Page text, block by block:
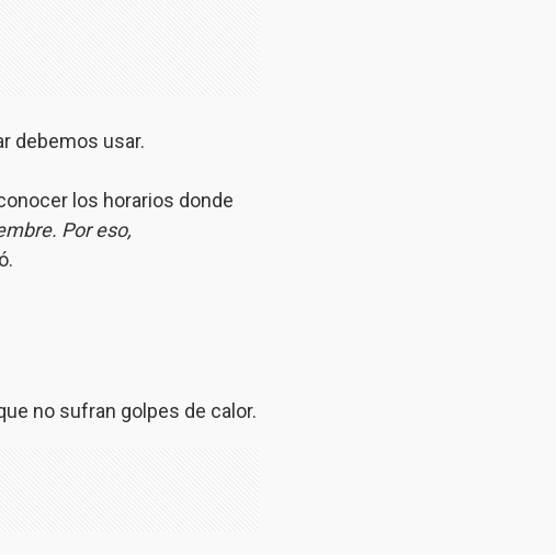
debemos usar.
los horarios donde
Por eso,
no sufran golpes de calor.